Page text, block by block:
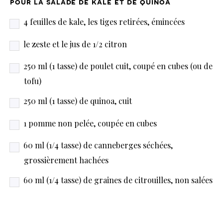
pour la salade de kale et de quinoa
4 feuilles de kale, les tiges retirées, émincées
le zeste et le jus de 1/2 citron
250 ml (1 tasse) de poulet cuit, coupé en cubes (ou de
tofu)
250 ml (1 tasse) de quinoa, cuit
1 pomme non pelée, coupée en cubes
60 ml (1/4 tasse) de canneberges séchées,
grossièrement hachées
60 ml (1/4 tasse) de graines de citrouilles, non salées